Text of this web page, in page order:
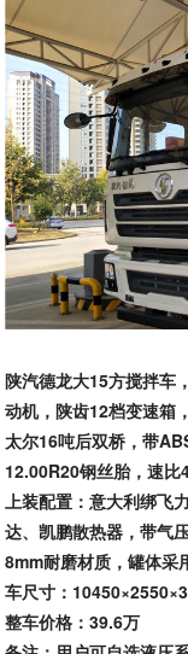
陕汽德龙大15方搅拌车
动机，陕齿12档变速箱
太尔16吨后双桥，带
12.00R20钢丝胎，速比
上装配置：意大利绑飞
达、凯鹏散热器，带气
8mm耐磨材质，罐体采
车尺寸：
整车价格：39.6万